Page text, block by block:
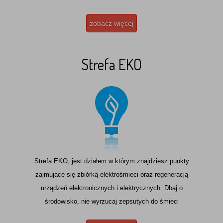
zobacz więcej
Strefa EKO
Strefa EKO, jest działem w którym znajdziesz punkty
zajmujące się zbiórką elektrośmieci oraz regeneracją
urządzeń elektronicznych i elektrycznych. Dbaj o
środowisko, nie wyrzucaj zepsutych do śmieci